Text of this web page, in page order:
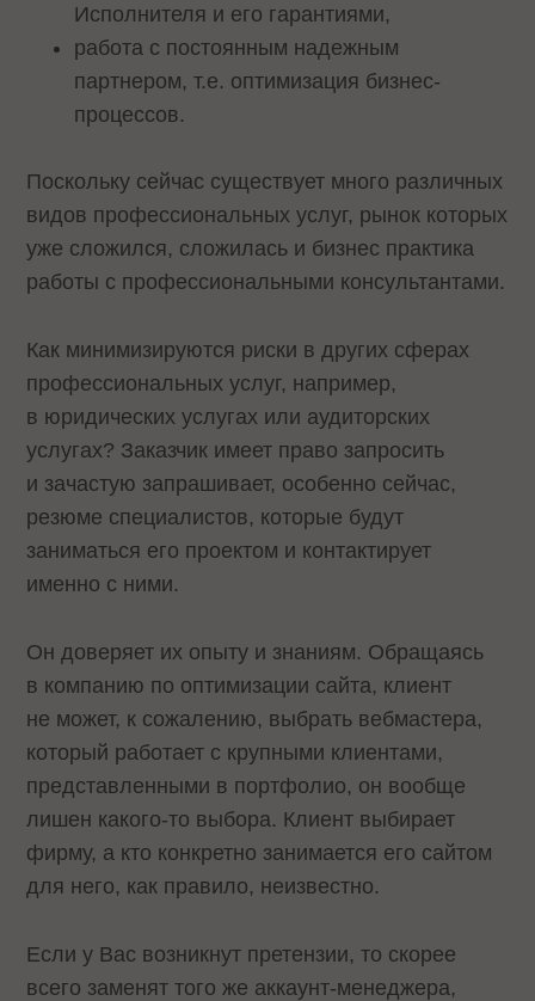
Исполнителя и его гарантиями,
работа с постоянным надежным
партнером, т.е. оптимизация бизнес-
процессов.
Поскольку сейчас существует много различных
видов профессиональных услуг, рынок которых
уже сложился, сложилась и бизнес практика
работы с профессиональными консультантами.
Как минимизируются риски в других сферах
профессиональных услуг, например,
в юридических услугах или аудиторских
услугах? Заказчик имеет право запросить
и зачастую запрашивает, особенно сейчас,
резюме специалистов, которые будут
заниматься его проектом и контактирует
именно с ними.
Он доверяет их опыту и знаниям. Обращаясь
в компанию по оптимизации сайта, клиент
не может, к сожалению, выбрать вебмастера,
который работает с крупными клиентами,
представленными в портфолио, он вообще
лишен какого-то выбора. Клиент выбирает
фирму, а кто конкретно занимается его сайтом
для него, как правило, неизвестно.
Если у Вас возникнут претензии, то скорее
всего заменят того же аккаунт-менеджера,